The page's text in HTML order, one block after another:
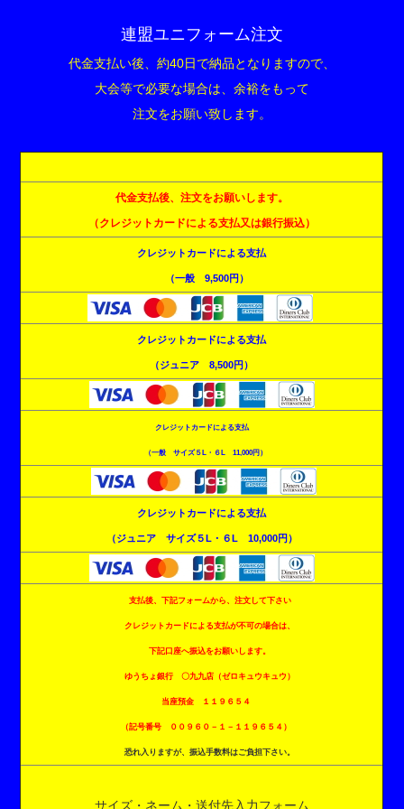
連盟ユニフォーム注文
代金支払い後、約40日で納品となりますので、
大会等で必要な場合は、余裕をもって
注文をお願い致します。
代金支払後、注文をお願いします。
（クレジットカードによる支払又は銀行振込）
クレジットカードによる支払
（一般 9,500円）
クレジットカードによる支払
（ジュニア 8,500円）
クレジットカードによる支払
（一般 サイズ５L・６L 11,000円）
クレジットカードによる支払
（ジュニア サイズ５L・６L 10,000円）
支払後、下記フォームから、注文して下さい
クレジットカードによる支払が不可の場合は、
下記口座へ振込をお願いします。
ゆうちょ銀行 〇九九店（ゼロキュウキュウ）
当座預金 １１９６５４
（記号番号 ００９６０－１－１１９６５４）
恐れ入りますが、振込手数料はご負担下さい。
サイズ・ネーム・送付先入力フォーム